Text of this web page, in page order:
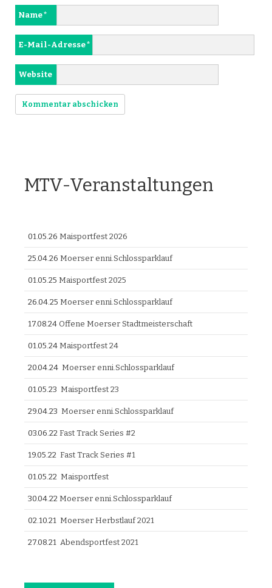
Name*
E-Mail-Adresse*
Website
MTV-Veranstaltungen
01.05.26 Maisportfest 2026
25.04.26 Moerser enni.Schlossparklauf
01.05.25 Maisportfest 2025
26.04.25 Moerser enni.Schlossparklauf
17.08.24 Offene Moerser Stadtmeisterschaft
01.05.24 Maisportfest 24
20.04.24 Moerser enni.Schlossparklauf
01.05.23 Maisportfest 23
29.04.23 Moerser enni.Schlossparklauf
03.06.22 Fast Track Series #2
19.05.22 Fast Track Series #1
01.05.22 Maisportfest
30.04.22 Moerser enni.Schlossparklauf
02.10.21 Moerser Herbstlauf 2021
27.08.21 Abendsportfest 2021